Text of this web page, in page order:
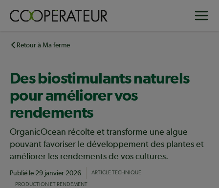
principalRetour à Ma ferme
Des biostimulants naturels
pour améliorer vos
rendements
OrganicOcean récolte et transforme une algue
pouvant favoriser le développement des plantes et
améliorer les rendements de vos cultures.
Publié le 29 janvier 2026
ARTICLE TECHNIQUE
PRODUCTION ET RENDEMENT